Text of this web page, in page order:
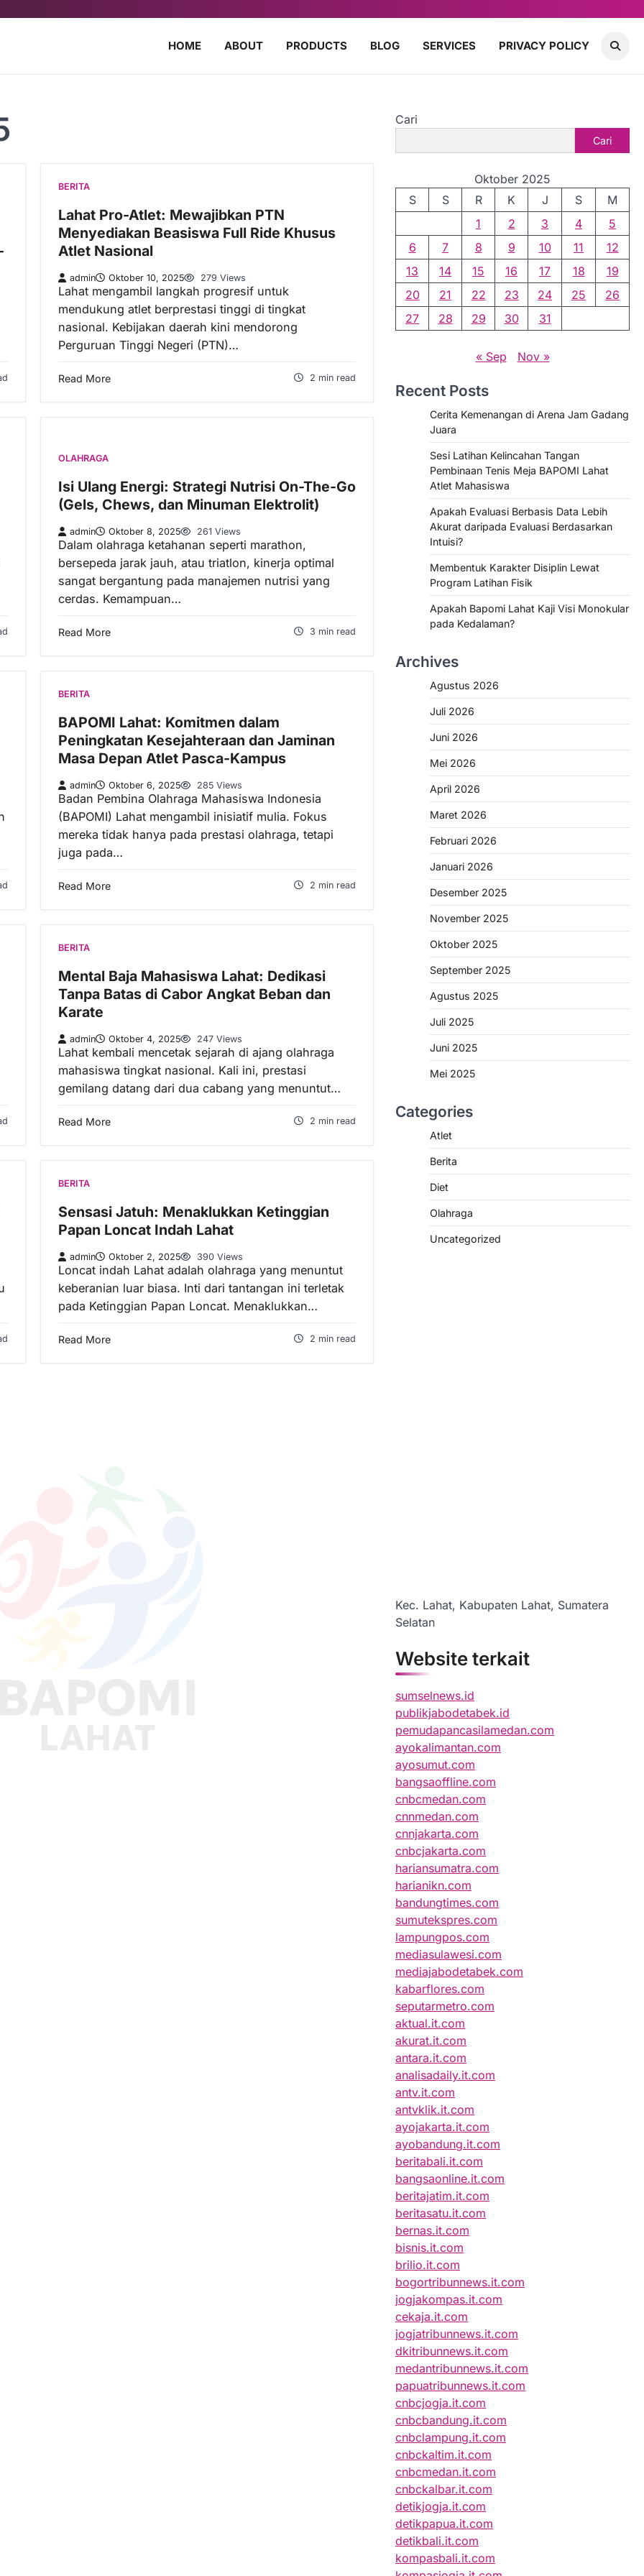
HOME ABOUT PRODUCTS BLOG SERVICES PRIVACY POLICY
BERITA
Lahat Pro-Atlet: Mewajibkan PTN
Menyediakan Beasiswa Full Ride Khusus
Atlet Nasional
admin Oktober 10, 2025 279 Views
Lahat mengambil langkah progresif untuk
mendukung atlet berprestasi tinggi di tingkat
nasional. Kebijakan daerah kini mendorong
Perguruan Tinggi Negeri (PTN)…
Read More 2 min read
OLAHRAGA
Isi Ulang Energi: Strategi Nutrisi On-The-Go
(Gels, Chews, dan Minuman Elektrolit)
admin Oktober 8, 2025 261 Views
Dalam olahraga ketahanan seperti marathon,
bersepeda jarak jauh, atau triatlon, kinerja optimal
sangat bergantung pada manajemen nutrisi yang
cerdas. Kemampuan…
Read More 3 min read
BERITA
BAPOMI Lahat: Komitmen dalam
Peningkatan Kesejahteraan dan Jaminan
Masa Depan Atlet Pasca-Kampus
admin Oktober 6, 2025 285 Views
Badan Pembina Olahraga Mahasiswa Indonesia
(BAPOMI) Lahat mengambil inisiatif mulia. Fokus
mereka tidak hanya pada prestasi olahraga, tetapi
juga pada…
Read More 2 min read
BERITA
Mental Baja Mahasiswa Lahat: Dedikasi
Tanpa Batas di Cabor Angkat Beban dan
Karate
admin Oktober 4, 2025 247 Views
Lahat kembali mencetak sejarah di ajang olahraga
mahasiswa tingkat nasional. Kali ini, prestasi
gemilang datang dari dua cabang yang menuntut…
Read More 2 min read
BERITA
Sensasi Jatuh: Menaklukkan Ketinggian
Papan Loncat Indah Lahat
admin Oktober 2, 2025 390 Views
Loncat indah Lahat adalah olahraga yang menuntut
keberanian luar biasa. Inti dari tantangan ini terletak
pada Ketinggian Papan Loncat. Menaklukkan…
Read More 2 min read
Cari
Cari
Oktober 2025
S
S R K J S
M
1
2 3 4
5
6
7 8 9 10 11
12
13
14 15 16 17 18
19
20
21 22 23 24 25
26
27
28 29 30 31
« Sep Nov »
Recent Posts
Cerita Kemenangan di Arena Jam Gadang
Juara
Sesi Latihan Kelincahan Tangan
Pembinaan Tenis Meja BAPOMI Lahat
Atlet Mahasiswa
Apakah Evaluasi Berbasis Data Lebih
Akurat daripada Evaluasi Berdasarkan
Intuisi?
Membentuk Karakter Disiplin Lewat
Program Latihan Fisik
Apakah Bapomi Lahat Kaji Visi Monokular
pada Kedalaman?
Archives
Agustus 2026
Juli 2026
Juni 2026
Mei 2026
April 2026
Maret 2026
Februari 2026
Januari 2026
Desember 2025
November 2025
Oktober 2025
September 2025
Agustus 2025
Juli 2025
Juni 2025
Mei 2025
Categories
Atlet
Berita
Diet
Olahraga
Uncategorized
Kec. Lahat, Kabupaten Lahat, Sumatera
Selatan
Website terkait
sumselnews.id
publikjabodetabek.id
pemudapancasilamedan.com
ayokalimantan.com
ayosumut.com
bangsaoffline.com
cnbcmedan.com
cnnmedan.com
cnnjakarta.com
cnbcjakarta.com
hariansumatra.com
harianikn.com
bandungtimes.com
sumutekspres.com
lampungpos.com
mediasulawesi.com
mediajabodetabek.com
kabarflores.com
seputarmetro.com
aktual.it.com
akurat.it.com
antara.it.com
analisadaily.it.com
antv.it.com
antvklik.it.com
ayojakarta.it.com
ayobandung.it.com
beritabali.it.com
bangsaonline.it.com
beritajatim.it.com
beritasatu.it.com
bernas.it.com
bisnis.it.com
brilio.it.com
bogortribunnews.it.com
jogjakompas.it.com
cekaja.it.com
jogjatribunnews.it.com
dkitribunnews.it.com
medantribunnews.it.com
papuatribunnews.it.com
cnbcjogja.it.com
cnbcbandung.it.com
cnbclampung.it.com
cnbckaltim.it.com
cnbcmedan.it.com
cnbckalbar.it.com
detikjogja.it.com
detikpapua.it.com
detikbali.it.com
kompasbali.it.com